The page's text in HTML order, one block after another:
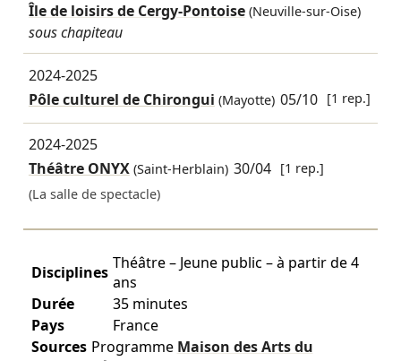
Île de loisirs de Cergy-Pontoise (Neuville-sur-Oise)
sous chapiteau
2024-2025
Pôle culturel de Chirongui (Mayotte) 05/10 [1 rep.]
2024-2025
Théâtre ONYX(Saint-Herblain) 30/04 [1 rep.]
(La salle de spectacle)
Disciplines Théâtre – Jeune public – à partir de 4
ans
Durée
35 minutes
Pays
France
Sources Programme Maison des Arts du